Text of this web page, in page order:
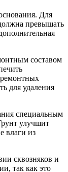
Для
превышать
составом
для удаления
специальным
улучшит
влаги из
сквозняков и
так как это